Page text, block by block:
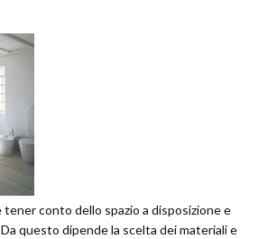
conto dello spazio a disposizione e
questo dipende la scelta dei materiali e